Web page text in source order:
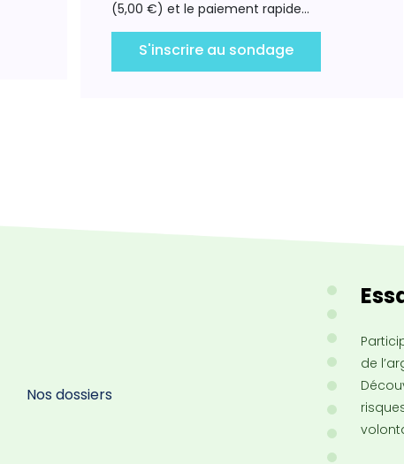
(5,00 €) et le paiement rapide...
S'inscrire au sondage
Nos dossiers
de